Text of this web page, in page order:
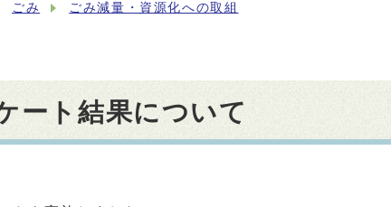
ごみ ごみ減量・資源化への取組
ート結果について